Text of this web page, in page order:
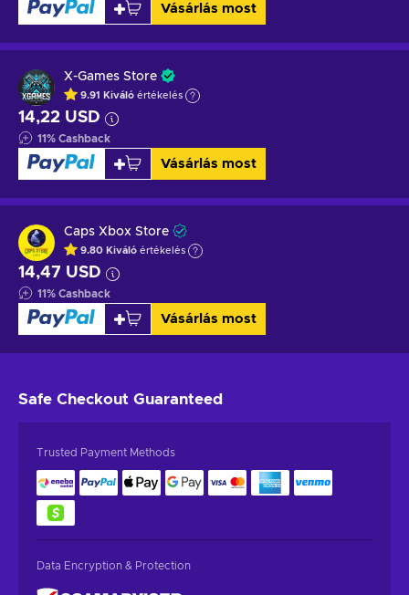
Vásárlás most
X-Games Store
9.91 Kiváló értékelés
14,22 USD
11% Cashback
Vásárlás most
Caps Xbox Store
9.80 Kiváló értékelés
14,47 USD
11% Cashback
Vásárlás most
Safe Checkout Guaranteed
Trusted Payment Methods
Data Encryption & Protection